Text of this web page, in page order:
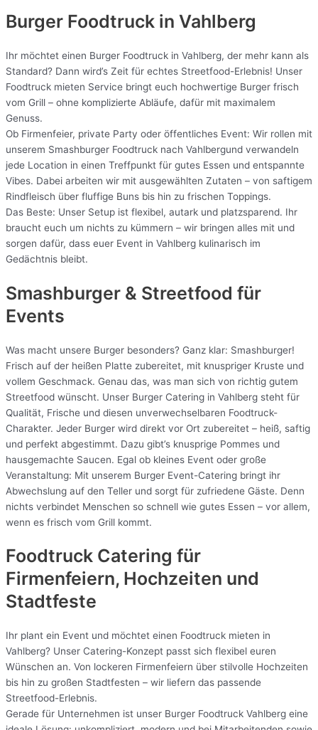
Burger Foodtruck in Vahlberg
Ihr möchtet einen Burger Foodtruck in Vahlberg, der mehr kann als
Standard? Dann wird’s Zeit für echtes Streetfood-Erlebnis! Unser
Foodtruck mieten Service bringt euch hochwertige Burger frisch
vom Grill – ohne komplizierte Abläufe, dafür mit maximalem
Genuss.
Ob Firmenfeier, private Party oder öffentliches Event: Wir rollen mit
unserem Smashburger Foodtruck nach Vahlbergund verwandeln
jede Location in einen Treffpunkt für gutes Essen und entspannte
Vibes. Dabei arbeiten wir mit ausgewählten Zutaten – von saftigem
Rindfleisch über fluffige Buns bis hin zu frischen Toppings.
Das Beste: Unser Setup ist flexibel, autark und platzsparend. Ihr
braucht euch um nichts zu kümmern – wir bringen alles mit und
sorgen dafür, dass euer Event in Vahlberg kulinarisch im
Gedächtnis bleibt.
Smashburger & Streetfood für
Events
Was macht unsere Burger besonders? Ganz klar: Smashburger!
Frisch auf der heißen Platte zubereitet, mit knuspriger Kruste und
vollem Geschmack. Genau das, was man sich von richtig gutem
Streetfood wünscht. Unser Burger Catering in Vahlberg steht für
Qualität, Frische und diesen unverwechselbaren Foodtruck-
Charakter. Jeder Burger wird direkt vor Ort zubereitet – heiß, saftig
und perfekt abgestimmt. Dazu gibt’s knusprige Pommes und
hausgemachte Saucen. Egal ob kleines Event oder große
Veranstaltung: Mit unserem Burger Event-Catering bringt ihr
Abwechslung auf den Teller und sorgt für zufriedene Gäste. Denn
nichts verbindet Menschen so schnell wie gutes Essen – vor allem,
wenn es frisch vom Grill kommt.
Foodtruck Catering für
Firmenfeiern, Hochzeiten und
Stadtfeste
Ihr plant ein Event und möchtet einen Foodtruck mieten in
Vahlberg? Unser Catering-Konzept passt sich flexibel euren
Wünschen an. Von lockeren Firmenfeiern über stilvolle Hochzeiten
bis hin zu großen Stadtfesten – wir liefern das passende
Streetfood-Erlebnis.
Gerade für Unternehmen ist unser Burger Foodtruck Vahlberg eine